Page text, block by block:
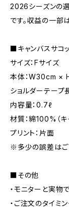
2026シーズンの
です。収益の一部
■キャンバスサコ
サイズ：Fサイズ
本体：W30cm ×
ショルダーテープ
内容量：0.7ℓ
材質：綿100%（キ
プリント：片面
※多少の誤差はご
■その他
・モニターと実物
・ご注文のタイミ